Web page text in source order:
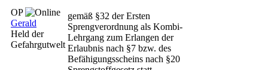
OP
Gerald
Held der
Gefahrgutwelt
gemäß §32 der Ersten
Sprengverordnung als Kombi-
Lehrgang zum Erlangen der
Erlaubnis nach §7 bzw. des
Befähigungsscheins nach §20